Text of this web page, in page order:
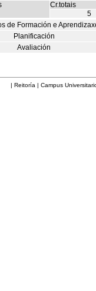
Cr.totais
5
de Formación e
Planificación
Avaliación
| Campus Universitario |